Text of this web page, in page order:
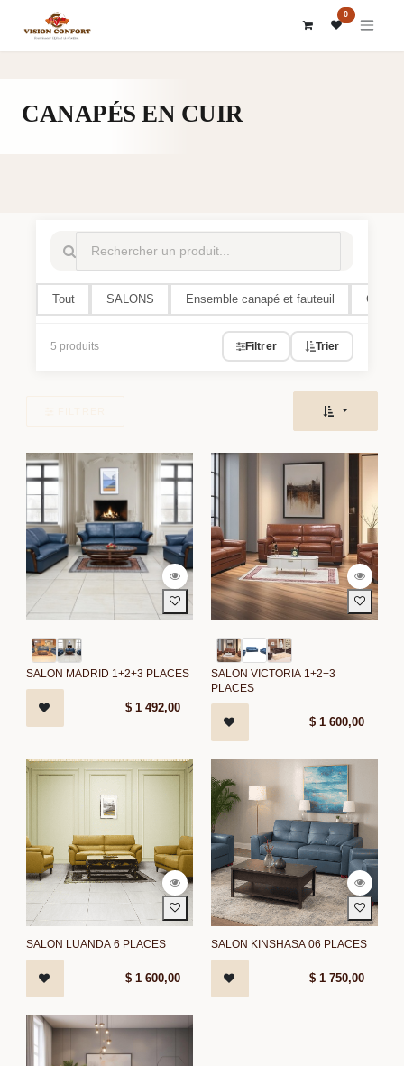
0
CANAPÉS EN CUIR
Tout SALONS Ensemble canapé et fauteuil
5 produits Filtrer Trier
SALON MADRID 1+2+3 PLACES
$ 1 492,00
SALON VICTORIA 1+2+3
PLACES
$1 600,00
SALON LUANDA 6 PLACES
$ 1 600,00
SALON KINSHASA 06 PLACES
$1 750,00